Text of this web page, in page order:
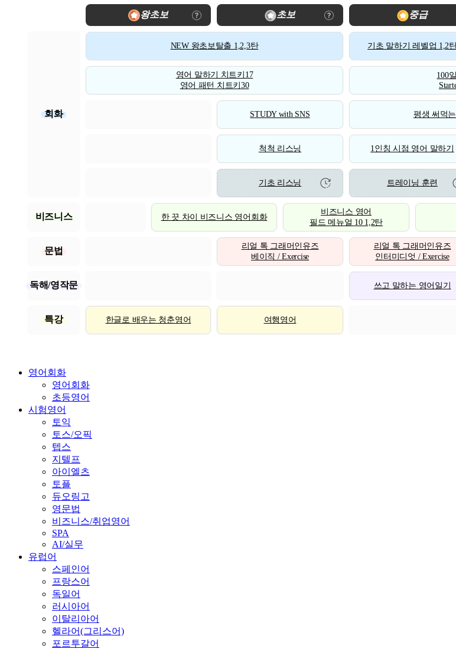
왕초보 초보 중급
회화
NEW 왕초보탈출 1,2,3탄 기초 말하기 레벨업 1,2
영어 말하기 치트키17
영어 패턴 치트키30
100
STUDY with SNS 평생 써먹
척척 리스닝 1인칭 시점 영어 말하기
기초 리스닝 트레이닝 훈련
비즈니스 한 끗 차이 비즈니스 영어회화
비즈니스 영어
필드 메뉴얼 10 1,2탄
문법
리얼 톡 그래머인유즈
베이직 / Exercise
리얼 톡 그래머인유즈
인터미디엇 / Exercise
독해/영작문 쓰고 말하는 영어일기
특강 한글로 배우는 청춘영어 여행영어
영어회화
영어회화
초등영어
시험영어
토익
토스/오픽
텝스
지텔프
아이엘츠
토플
듀오링고
영문법
비즈니스/취업영어
SPA
AI/실무
유럽어
스페인어
프랑스어
독일어
러시아어
이탈리아어
헬라어(그리스어)
포르투갈어